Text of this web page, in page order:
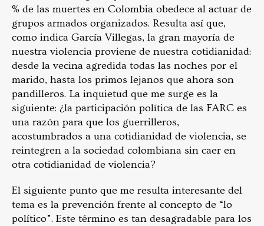
% de las muertes en Colombia obedece al actuar de
grupos armados organizados. Resulta así que,
como indica García Villegas, la gran mayoría de
nuestra violencia proviene de nuestra cotidianidad:
desde la vecina agredida todas las noches por el
marido, hasta los primos lejanos que ahora son
pandilleros. La inquietud que me surge es la
siguiente: ¿la participación política de las FARC es
una razón para que los guerrilleros,
acostumbrados a una cotidianidad de violencia, se
reintegren a la sociedad colombiana sin caer en
otra cotidianidad de violencia?
El siguiente punto que me resulta interesante del
tema es la prevención frente al concepto de “lo
político”. Este término es tan desagradable para los